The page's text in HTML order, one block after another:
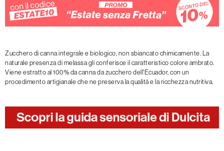
Zucchero di canna integrale e biologico, non sbiancato chimicamente. La
naturale presenza di melassa gli conferisce il caratteristico colore ambrato.
Viene estratto al 100% da canna da zucchero dell'Ecuador, con un
procedimento artigianale che ne preserva la qualità e la ricchezza nutritiva.